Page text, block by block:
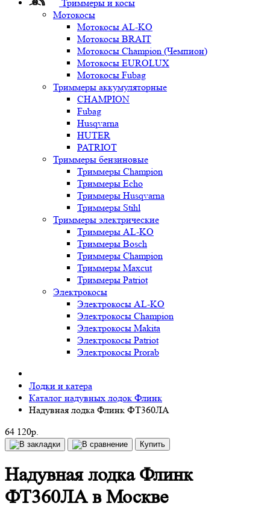
Триммеры и косы
Мотокосы
Мотокосы AL-KO
Мотокосы BRAIT
Мотокосы Champion (Чемпион)
Мотокосы EUROLUX
Мотокосы Fubag
Триммеры аккумуляторные
CHAMPION
Fubag
Husqvarna
HUTER
PATRIOT
Триммеры бензиновые
Триммеры Champion
Триммеры Echo
Триммеры Husqvarna
Триммеры Stihl
Триммеры электрические
Триммеры AL-KO
Триммеры Bosch
Триммеры Champion
Триммеры Maxcut
Триммеры Patriot
Электрокосы
Электрокосы AL-KO
Электрокосы Champion
Электрокосы Makita
Электрокосы Patriot
Электрокосы Prorab
Лодки и катера
Каталог надувных лодок Флинк
Надувная лодка Флинк ФТ360ЛА
64 120р.
Купить
Надувная лодка Флинк
ФТ360ЛА в Москве